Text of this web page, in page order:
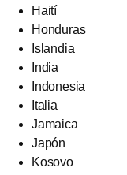
Haití
Honduras
Islandia
India
Indonesia
Italia
Jamaica
Japón
Kosovo